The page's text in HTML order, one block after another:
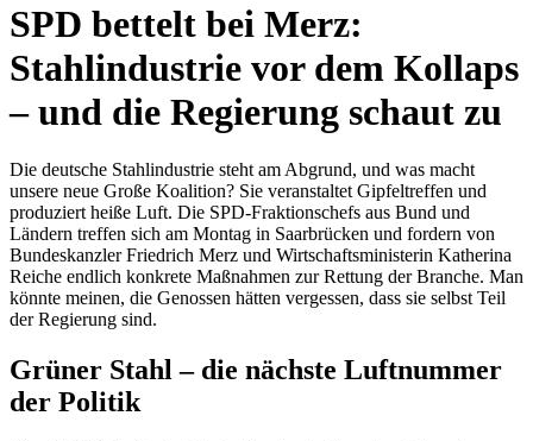
SPD bettelt bei Merz:
Stahlindustrie vor dem Kollaps
– und die Regierung schaut zu
Die deutsche Stahlindustrie steht am Abgrund, und was macht
unsere neue Große Koalition? Sie veranstaltet Gipfeltreffen und
produziert heiße Luft. Die SPD-Fraktionschefs aus Bund und
Ländern treffen sich am Montag in Saarbrücken und fordern von
Bundeskanzler Friedrich Merz und Wirtschaftsministerin Katherina
Reiche endlich konkrete Maßnahmen zur Rettung der Branche. Man
könnte meinen, die Genossen hätten vergessen, dass sie selbst Teil
der Regierung sind.
Grüner Stahl – die nächste Luftnummer
der Politik